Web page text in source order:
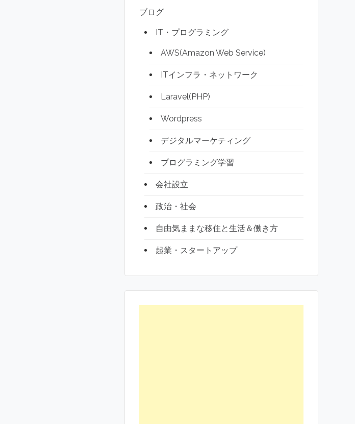
ブログ
IT・プログラミング
AWS(Amazon Web Service)
ITインフラ・ネットワーク
Laravel(PHP)
Wordpress
デジタルマーケティング
プログラミング学習
会社設立
政治・社会
自由気ままな移住と生活＆働き方
起業・スタートアップ